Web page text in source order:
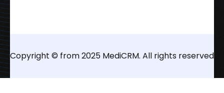
Copyright © from 2025 MediCRM. All rights reserved